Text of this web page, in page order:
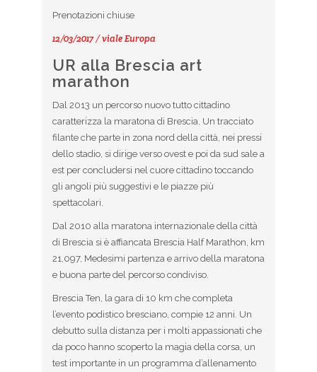
Prenotazioni chiuse
12/03/2017 / viale Europa
UR alla Brescia art
marathon
Dal 2013 un percorso nuovo tutto cittadino
caratterizza la maratona di Brescia. Un tracciato
filante che parte in zona nord della città, nei pressi
dello stadio, si dirige verso ovest e poi da sud sale a
est per concludersi nel cuore cittadino toccando
gli angoli più suggestivi e le piazze più
spettacolari.
Dal 2010 alla maratona internazionale della città
di Brescia si è affiancata Brescia Half Marathon, km
21,097. Medesimi partenza e arrivo della maratona
e buona parte del percorso condiviso.
Brescia Ten, la gara di 10 km che completa
l’evento podistico bresciano, compie 12 anni. Un
debutto sulla distanza per i molti appassionati che
da poco hanno scoperto la magia della corsa, un
test importante in un programma d’allenamento